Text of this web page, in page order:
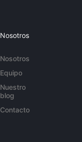
Nosotros
Nosotros
Equipo
Nuestro
blog
Contacto